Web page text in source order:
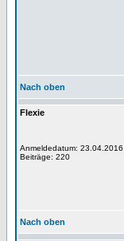
Nach oben
Flexie
Anmeldedatum: 23.04.2016
Beiträge: 220
Nach oben